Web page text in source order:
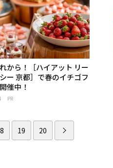
から！［ハイアット リー
ー 京都］で春のイチゴフ
催中！
PR
19 20